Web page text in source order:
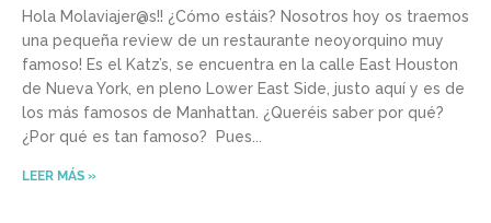
Hola Molaviajer@s!! ¿Cómo estáis? Nosotros hoy os traemos
una pequeña review de un restaurante neoyorquino muy
famoso! Es el Katz’s, se encuentra en la calle East Houston
de Nueva York, en pleno Lower East Side, justo aquí y es de
los más famosos de Manhattan. ¿Queréis saber por qué?
¿Por qué es tan famoso? Pues
LEER MÁS »